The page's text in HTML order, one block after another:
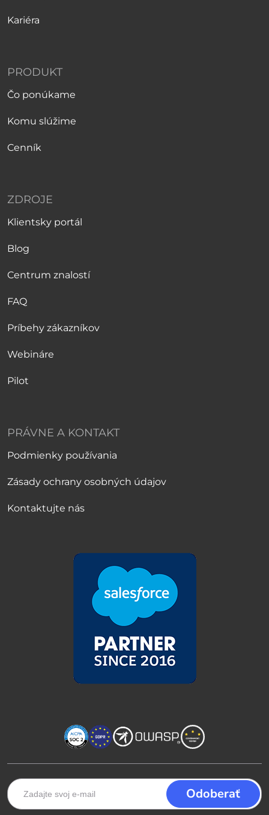
Kariéra
PRODUKT
Čo ponúkame
Komu slúžime
Cenník
ZDROJE
Klientsky portál
Blog
Centrum znalostí
FAQ
Príbehy zákazníkov
Webináre
Pilot
PRÁVNE A KONTAKT
Podmienky používania
Zásady ochrany osobných údajov
Kontaktujte nás